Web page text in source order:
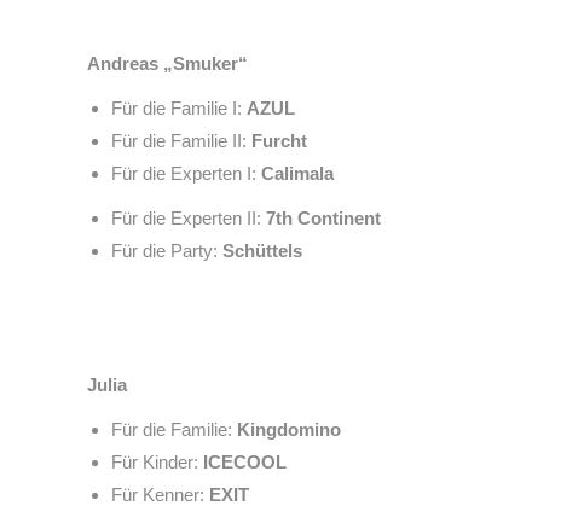
Andreas „Smuker“
Für die Familie I: AZUL
Für die Familie II: Furcht
Für die Experten I: Calimala
Für die Experten II: 7th Continent
Für die Party: Schüttels
Julia
Für die Familie: Kingdomino
Für Kinder: ICECOOL
Für Kenner: EXIT